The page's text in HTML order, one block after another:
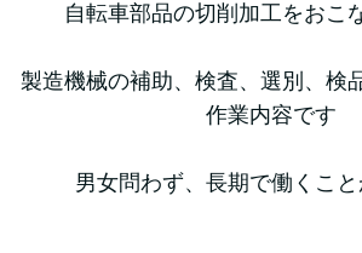
自転車部品の切削加工をおこ
製造機械の補助、検査、選別、検
作業内容です
男女問わず、長期で働くこ